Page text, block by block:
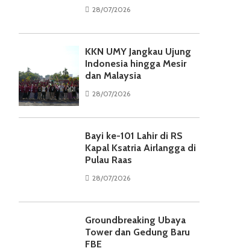
28/07/2026
KKN UMY Jangkau Ujung
Indonesia hingga Mesir
dan Malaysia
28/07/2026
Bayi ke-101 Lahir di RS
Kapal Ksatria Airlangga di
Pulau Raas
28/07/2026
Groundbreaking Ubaya
Tower dan Gedung Baru
FBE